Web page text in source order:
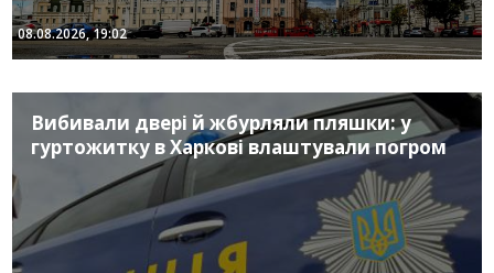
08.08.2026, 19:02
Вибивали двері й жбурляли пляшки: у
гуртожитку в Харкові влаштували погром